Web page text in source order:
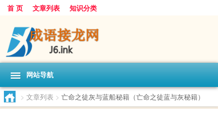
首 页 文章列表 知识分类
网站导航
> 文章列表 > 亡命之徒灰与蓝船秘籍（亡命之徒蓝与灰秘籍）